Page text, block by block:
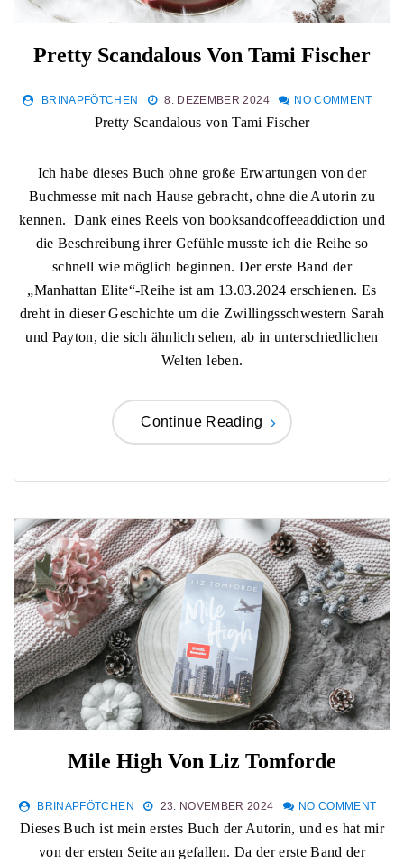
Pretty Scandalous Von Tami Fischer
BRINAPFÖTCHEN 8. DEZEMBER 2024 NO COMMENT
Pretty Scandalous von Tami Fischer
Ich habe dieses Buch ohne große Erwartungen von der
Buchmesse mit nach Hause gebracht, ohne die Autorin zu
kennen. Dank eines Reels von booksandcoffeeaddiction und
die Beschreibung ihrer Gefühle musste ich die Reihe so
schnell wie möglich beginnen. Der erste Band der
„Manhattan Elite“-Reihe ist am 13.03.2024 erschienen. Es
dreht in dieser Geschichte um die Zwillingsschwestern Sarah
und Payton, die sich ähnlich sehen, ab in unterschiedlichen
Welten leben.
Continue Reading
Mile High Von Liz Tomforde
BRINAPFÖTCHEN 23. NOVEMBER 2024 NO COMMENT
Dieses Buch ist mein erstes Buch der Autorin, und es hat mir
von der ersten Seite an gefallen. Da der erste Band der